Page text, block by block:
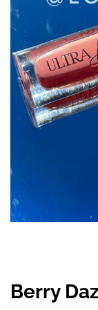
Berry